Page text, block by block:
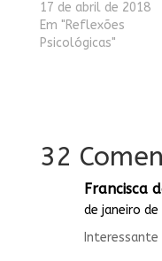
17 de abril de 2018
Em "Reflexões
Psicológicas"
32
Francisca
de janeiro